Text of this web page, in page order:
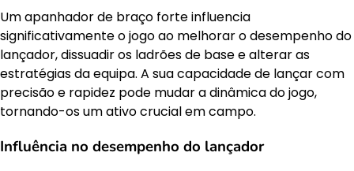
Um apanhador de braço forte influencia
significativamente o jogo ao melhorar o desempenho do
lançador, dissuadir os ladrões de base e alterar as
estratégias da equipa. A sua capacidade de lançar com
precisão e rapidez pode mudar a dinâmica do jogo,
tornando-os um ativo crucial em campo.
Influência no desempenho do lançador